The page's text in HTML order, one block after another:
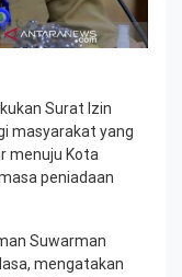
Surat Izin
masyarakat yang
menuju Kota
peniadaan
Suwarman
mengatakan